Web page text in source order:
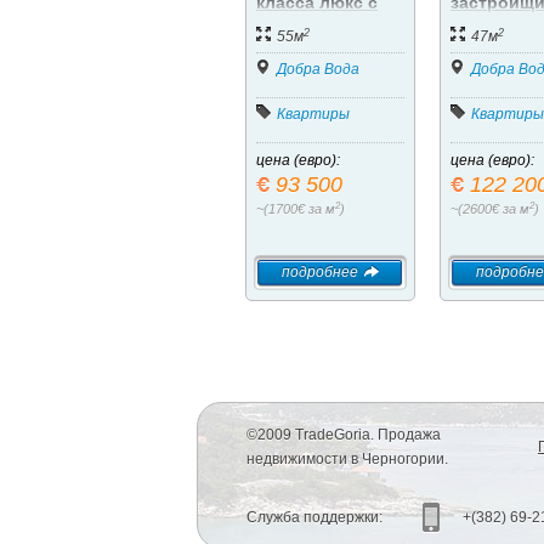
видом на море
55м2
Добра Вода
Квартиры
цена (евро):
93 500
~(1700€ за м2)
подробнее
класса
1-й линии
моря!!!
47м2
Добра
Квартиры
цена (евро):
122
~(2600€ за м2)
©2009 TradeGoria. Продажа
недвижимости в Черногории.
Служба поддержки: +(382) 69-